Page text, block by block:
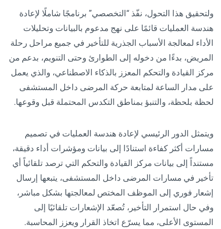
ولتحقيق هذا التحول، نفّذ “التخصصي” برنامجًا شاملًا لإعادة
هندسة العمليات قائمًا على نهج مدعوم بالبيانات وتحليلات
الأداء لمعالجة الأسباب الجذرية للتأخير في جميع مراحل رحلة
المريض، بدءًا من دخوله إلى الطوارئ وحتى التنويم، بدعم من
مركز القيادة والتحكم المعزز بالذكاء الاصطناعي، والذي يعمل
على مدار الساعة لمتابعة حركة المرضى داخل المستشفى
لحظة بلحظة، والتنبؤ بمناطق التكدس المحتملة قبل وقوعها.
ويتمثل الدور الرئيسي لإعادة هندسة العمليات في تصميم
مسارات أكثر كفاءة استنادًا إلى بيانات ومؤشرات أداء دقيقة،
مستنداً إلى بيانات مركز القيادة والتحكم التي ترصد تلقائياً أي
تأخير في مسارات المرضى داخل المستشفى، يتبعها إرسال
إشعار فوري إلى الموظف المختص لمعالجتها بشكل مباشر،
وفي حال استمرار التأخير، تُصعّد الإشعارات تلقائيًا إلى
المستوى الأعلى، مما يسرّع اتخاذ القرار ويعزز المحاسبة.